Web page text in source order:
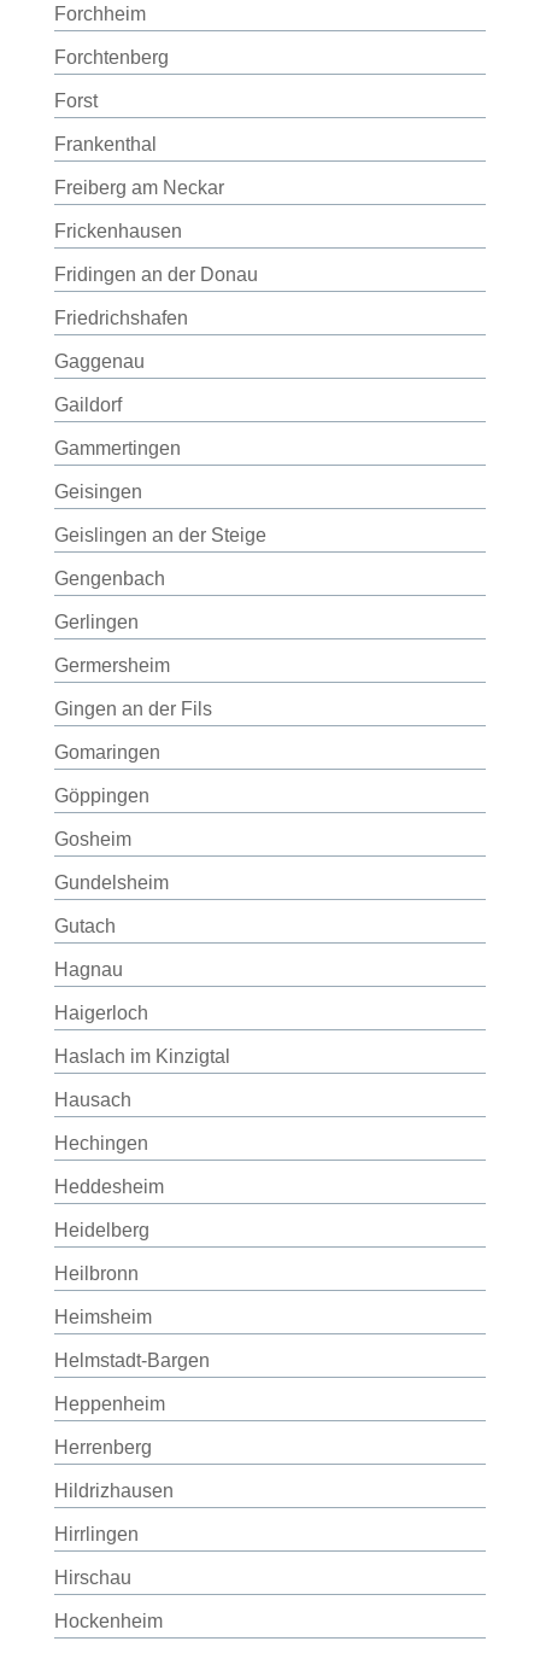
Forchheim
Forchtenberg
Forst
Frankenthal
Freiberg am Neckar
Frickenhausen
Fridingen an der Donau
Friedrichshafen
Gaggenau
Gaildorf
Gammertingen
Geisingen
Geislingen an der Steige
Gengenbach
Gerlingen
Germersheim
Gingen an der Fils
Gomaringen
Göppingen
Gosheim
Gundelsheim
Gutach
Hagnau
Haigerloch
Haslach im Kinzigtal
Hausach
Hechingen
Heddesheim
Heidelberg
Heilbronn
Heimsheim
Helmstadt-Bargen
Heppenheim
Herrenberg
Hildrizhausen
Hirrlingen
Hirschau
Hockenheim